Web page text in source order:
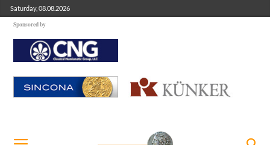
Saturday, 08.08.2026
Sponsored by